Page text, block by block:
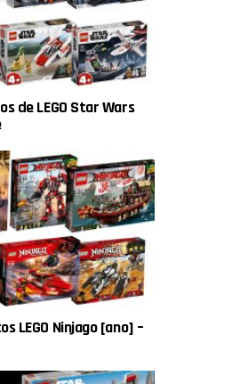
de LEGO Star Wars
LEGO Ninjago [ano] –